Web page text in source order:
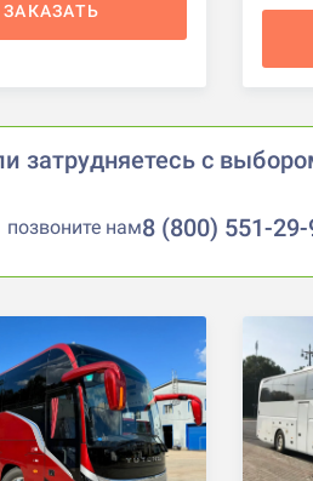
ЗАКАЗАТЬ
затрудняетесь с
позвоните нам8 (800) 551-